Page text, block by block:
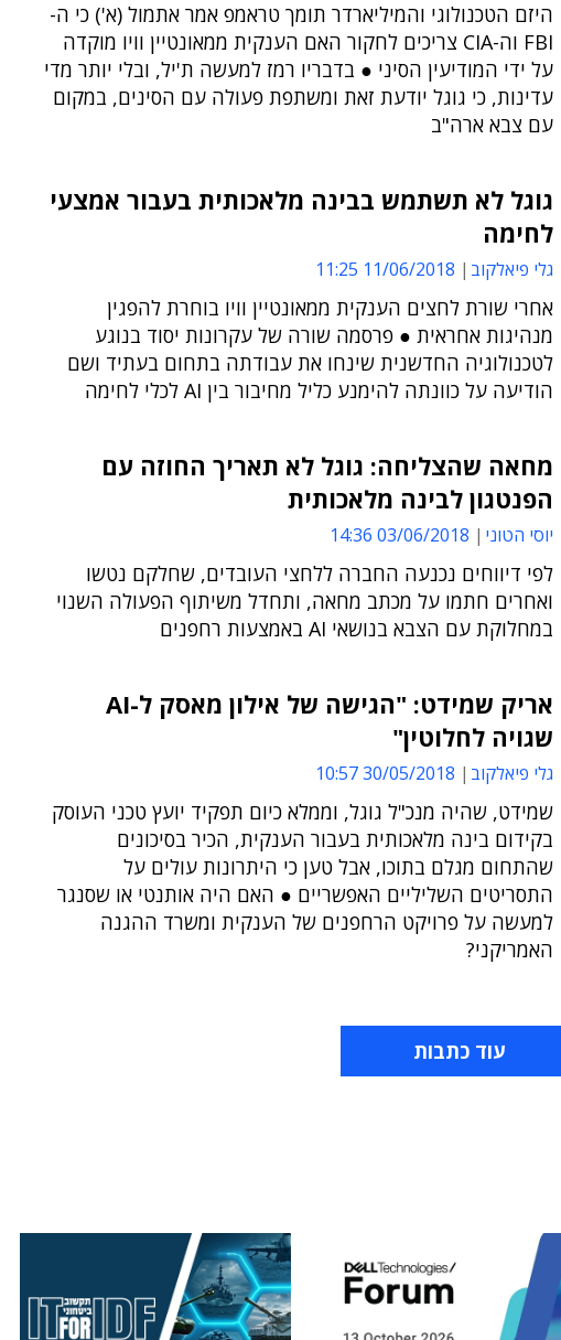
היזם הטכנולוגי והמיליארדר תומך טראמפ אמר אתמול (א') כי ה-
FBI וה-CIA צריכים לחקור האם הענקית ממאונטיין וויו מוקדה
על ידי המודיעין הסיני ● בדבריו רמז למעשה ת'יל, ובלי יותר מדי
עדינות, כי גוגל יודעת זאת ומשתפת פעולה עם הסינים, במקום
עם צבא ארה"ב
גוגל לא תשתמש בבינה מלאכותית בעבור אמצעי
לחימה
גלי פיאלקוב 11/06/2018 11:25
אחרי שורת לחצים הענקית ממאונטיין וויו בוחרת להפגין
מנהיגות אחראית ● פרסמה שורה של עקרונות יסוד בנוגע
לטכנולוגיה החדשנית שינחו את עבודתה בתחום בעתיד ושם
הודיעה על כוונתה להימנע כליל מחיבור בין AI לכלי לחימה
מחאה שהצליחה: גוגל לא תאריך החוזה עם
הפנטגון לבינה מלאכותית
יוסי הטוני 03/06/2018 14:36
לפי דיווחים נכנעה החברה ללחצי העובדים, שחלקם נטשו
ואחרים חתמו על מכתב מחאה, ותחדל משיתוף הפעולה השנוי
במחלוקת עם הצבא בנושאי AI באמצעות רחפנים
אריק שמידט: "הגישה של אילון מאסק ל-AI
שגויה לחלוטין"
גלי פיאלקוב 30/05/2018 10:57
שמידט, שהיה מנכ"ל גוגל, וממלא כיום תפקיד יועץ טכני העוסק
בקידום בינה מלאכותית בעבור הענקית, הכיר בסיכונים
שהתחום מגלם בתוכו, אבל טען כי היתרונות עולים על
התסריטים השליליים האפשריים ● האם היה אותנטי או שסנגר
למעשה על פרויקט הרחפנים של הענקית ומשרד ההגנה
האמריקני?
עוד כתבות